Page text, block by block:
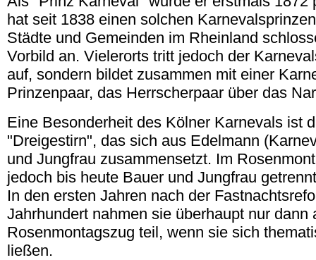
hat seit 1838 einen solchen
Städte und Gemeinden im Rheinland
Vorbild an. Vielerorts tritt jedoch der
auf, sondern bildet zusammen mit einer
Prinzenpaar, das Herrscherpaar über das
Eine Besonderheit des Kölner Karnevals ist
"Dreigestirn", das sich aus Edelmann
und Jungfrau zusammensetzt. Im
jedoch bis heute Bauer und Jungfrau
In den ersten Jahren nach der
Jahrhundert nahmen sie überhaupt nur dann
Rosenmontagszug teil, wenn sie sich
ließen.